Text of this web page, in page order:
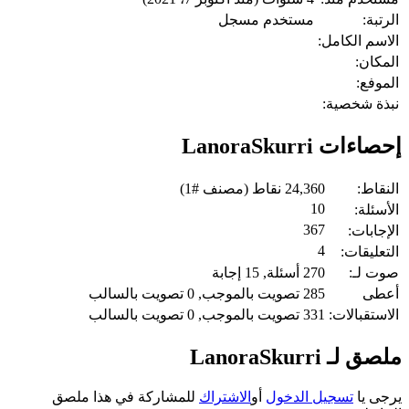
الرتبة:
مستخدم مسجل
الاسم الكامل:
المكان:
الموفع:
نبذة شخصية:
إحصاءات LanoraSkurri
النقاط: 24,360 نقاط (مصنف #1
)
الأسئلة:
10
الإجابات:
367
التعليقات:
4
صوت لـ:
270 أسئلة, 15 إجابة
أعطى
285 تصويت بالموجب, 0 تصويت بالسالب
الاستقبالات: 331 تصويت بالموجب, 0 تصويت بالسالب
ملصق لـ LanoraSkurri
يرجى يا تسجيل الدخول أو الاشتراك للمشاركة في هذا ملصق